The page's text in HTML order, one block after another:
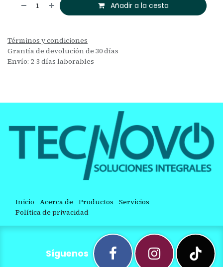
Añadir a la cesta
Términos y condiciones
Grantía de devolución de 30 días
Envío: 2-3 días laborables
Inicio Acerca de Productos Servicios
Política de privacidad
Síguenos